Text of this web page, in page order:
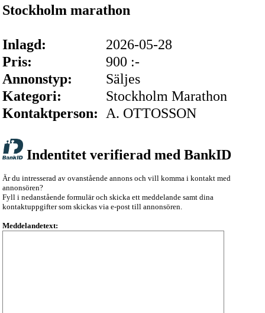
Stockholm marathon
Inlagd:
2026-05-28
Pris:
900 :-
Annonstyp:
Säljes
Kategori:
Stockholm Marathon
Kontaktperson:
A. OTTOSSON
Indentitet verifierad med BankID
Är du intresserad av ovanstående annons och vill komma i kontakt med
annonsören?
Fyll i nedanstående formulär och skicka ett meddelande samt dina
kontaktuppgifter som skickas via e-post till annonsören.
Meddelandetext: